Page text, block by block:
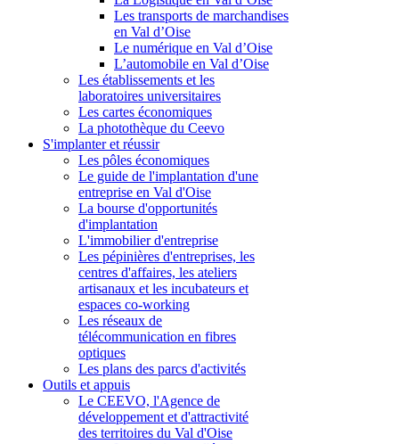
Les transports de marchandises
en Val d’Oise
Le numérique en Val d’Oise
L’automobile en Val d’Oise
Les établissements et les
laboratoires universitaires
Les cartes économiques
La photothèque du Ceevo
S'implanter et réussir
Les pôles économiques
Le guide de l'implantation d'une
entreprise en Val d'Oise
La bourse d'opportunités
d'implantation
L'immobilier d'entreprise
Les pépinières d'entreprises, les
centres d'affaires, les ateliers
artisanaux et les incubateurs et
espaces co-working
Les réseaux de
télécommunication en fibres
optiques
Les plans des parcs d'activités
Outils et appuis
Le CEEVO, l'Agence de
développement et d'attractivité
des territoires du Val d'Oise